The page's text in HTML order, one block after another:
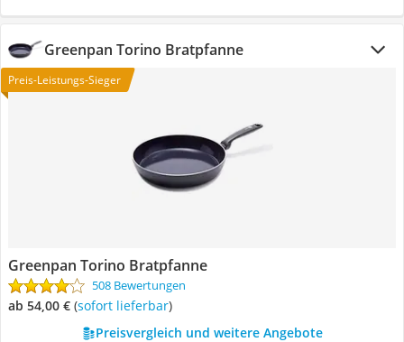
Greenpan Torino Bratpfanne
Preis-Leistungs-Sieger
Greenpan Torino Bratpfanne
508 Bewertungen
ab 54,00 € ( Sofort lieferbar)
Preisvergleich und weitere Angebote